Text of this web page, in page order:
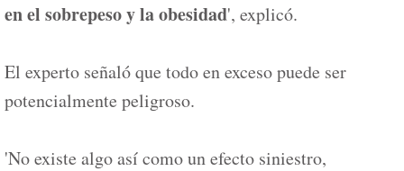
en el sobrepeso y la obesidad', explicó.
El experto señaló que todo en exceso puede ser
potencialmente peligroso.
'No existe algo así como un efecto siniestro,